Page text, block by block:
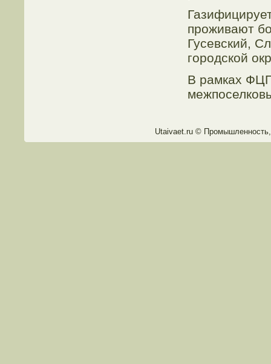
проживают
Гусевский,
городской
В рамках ФЦП
Utaivaet.ru ©